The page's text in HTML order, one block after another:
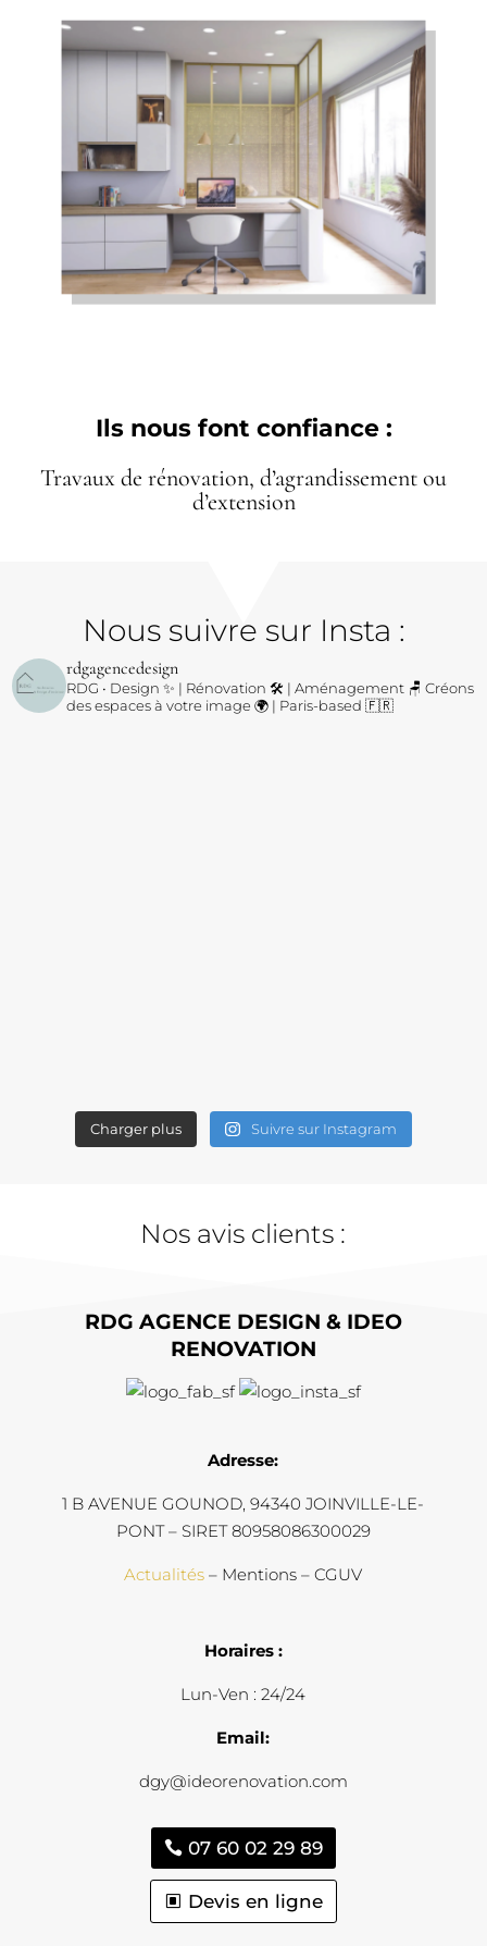
Ils nous font confiance :
Travaux de rénovation, d’agrandissement ou
d’extension
Nous suivre sur Insta :
rdgagencedesign
RDG • Design ✨ | Rénovation 🛠️ | Aménagement 🪑 Créons
des espaces à votre image 🌍 | Paris-based 🇫🇷
Charger plus Suivre sur Instagram
Nos avis clients :
RDG AGENCE DESIGN & IDEO
RENOVATION
Adresse:
1 B AVENUE GOUNOD, 94340 JOINVILLE-LE-
PONT – SIRET 80958086300029
Actualités – Mentions – CGUV
Horaires :
Lun-Ven : 24/24
Email:
dgy@ideorenovation.com
07 60 02 29 89
Devis en ligne